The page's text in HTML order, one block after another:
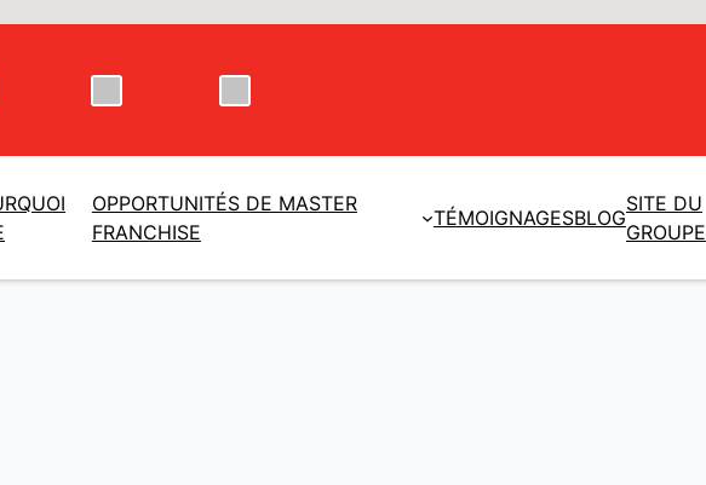
OPPORTUNITÉS DE MASTER
FRANCHISE
TÉMOIGNAGESBLOG
SITE DU
GROUPE